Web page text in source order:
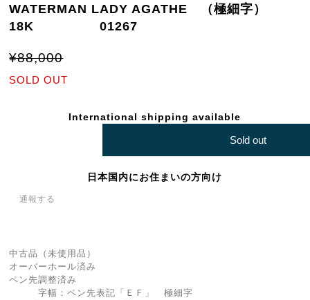
WATERMAN LADY AGATHE （極細字）
18K 01267
¥88,000
SOLD OUT
International shipping available
Sold out
日本国内にお住まいの方向け
通報する
中古品（未使用品）
オーバーホール済み
ペン先調整済み
字幅：ペン先表記「ＥＦ」 極細字